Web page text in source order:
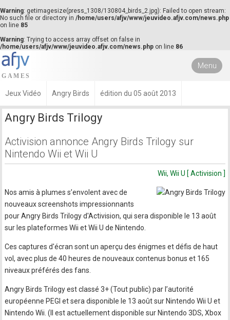
Warning: getimagesize(press_1308/130804_birds_2.jpg): Failed to open stream:
No such file or directory in /home/users/afjv/www/jeuvideo.afjv.com/news.php
on line 85
Warning: Trying to access array offset on false in
/home/users/afjv/www/jeuvideo.afjv.com/news.php on line 86
Menu
Jeux Vidéo Angry Birds édition du 05 août 2013
Angry Birds Trilogy
Activision annonce Angry Birds Trilogy sur
Nintendo Wii et Wii U
Wii, Wii U [ Activision ]
Nos amis à plumes s’envolent avec de
nouveaux screenshots impressionnants
pour Angry Birds Trilogy d'Activision, qui sera disponible le 13 août
sur les plateformes Wii et Wii U de Nintendo.
Ces captures d'écran sont un aperçu des énigmes et défis de haut
vol, avec plus de 40 heures de nouveaux contenus bonus et 165
niveaux préférés des fans.
Angry Birds Trilogy est classé 3+ (Tout public) par l’autorité
européenne PEGI et sera disponible le 13 août sur Nintendo Wii U et
Nintendo Wii. (Il est actuellement disponible sur Nintendo 3DS, Xbox